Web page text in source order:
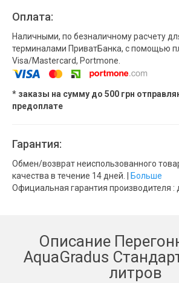
Оплата:
Наличными, по безналичному расчету
терминалами ПриватБанка, с помощью
Visa/Mastercard, Portmone.
* заказы на сумму до 500 грн
предоплате
Гарантия:
Обмен/возврат неиспользованного
качества в течение 14 дней. |
Больше
Официальная гарантия производителя :
Описание
AquaGradus
литров